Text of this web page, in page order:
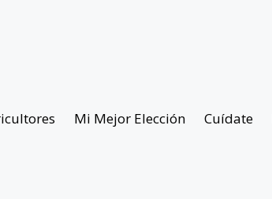
Mi Mejor Elección Cuídate